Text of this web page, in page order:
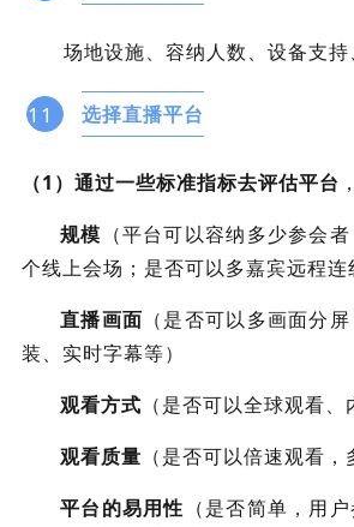
场地设施、容纳人数、设备支持
11 选择直播平台
（1）通过一些标准指标去评估平台
规模 （平台可以容纳多少参会
个线上会场；是否可以多嘉宾远程连
直播画面 （是否可以多画面分
装、实时字幕等）
观看方式 （是否可以全球观看、
观看质量 （是否可以倍速观看，
平台的易用性 （是否简单，用